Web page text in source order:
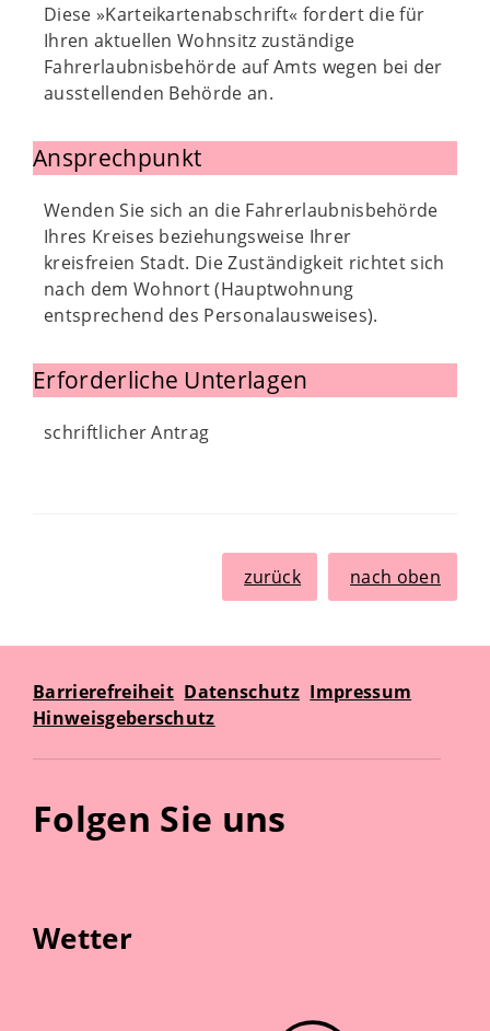
Diese »Karteikartenabschrift« fordert die für
Ihren aktuellen Wohnsitz zuständige
Fahrerlaubnisbehörde auf Amts wegen bei der
ausstellenden Behörde an.
Ansprechpunkt
Wenden Sie sich an die Fahrerlaubnisbehörde
Ihres Kreises beziehungsweise Ihrer
kreisfreien Stadt. Die Zuständigkeit richtet sich
nach dem Wohnort (Hauptwohnung
entsprechend des Personalausweises).
Erforderliche Unterlagen
schriftlicher Antrag
zurück nach oben
Barrierefreiheit Datenschutz Impressum
Hinweisgeberschutz
Folgen Sie uns
Wetter